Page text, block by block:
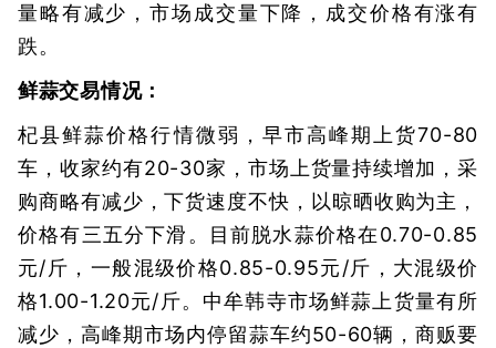
量略有减少，市场成交量下降，成交价格有涨有
跌。
鲜蒜交易情况：
杞县鲜蒜价格行情微弱，早市高峰期上货70-80
车，收家约有20-30家，市场上货量持续增加，采
购商略有减少，下货速度不快，以晾晒收购为主，
价格有三五分下滑。目前脱水蒜价格在0.70-0.85
元/斤，一般混级价格0.85-0.95元/斤，大混级价
格1.00-1.20元/斤。中牟韩寺市场鲜蒜上货量有所
减少，高峰期市场内停留蒜车约50-60辆，商贩要